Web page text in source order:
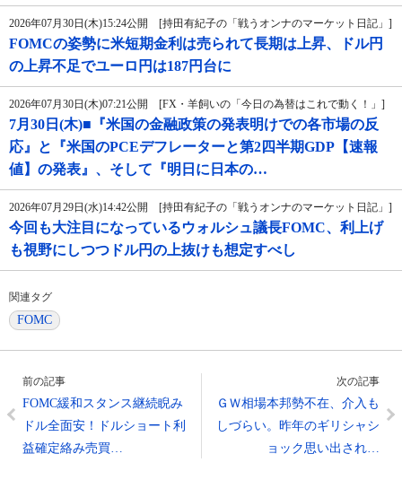
2026年07月30日(木)15:24公開 [持田有紀子の「戦うオンナのマーケット日記」]
FOMCの姿勢に米短期金利は売られて長期は上昇、ドル円
の上昇不足でユーロ円は187円台に
2026年07月30日(木)07:21公開 [FX・羊飼いの「今日の為替はこれで動く！」]
7月30日(木)■『米国の金融政策の発表明けでの各市場の反
応』と『米国のPCEデフレーターと第2四半期GDP【速報
値】の発表』、そして『明日に日本の…
2026年07月29日(水)14:42公開 [持田有紀子の「戦うオンナのマーケット日記」]
今回も大注目になっているウォルシュ議長FOMC、利上げ
も視野にしつつドル円の上抜けも想定すべし
関連タグ
FOMC
前の記事
FOMC緩和スタンス継続睨み
ドル全面安！ドルショート利
益確定絡み売買…
次の記事
ＧＷ相場本邦勢不在、介入も
しづらい。昨年のギリシャシ
ョック思い出され…